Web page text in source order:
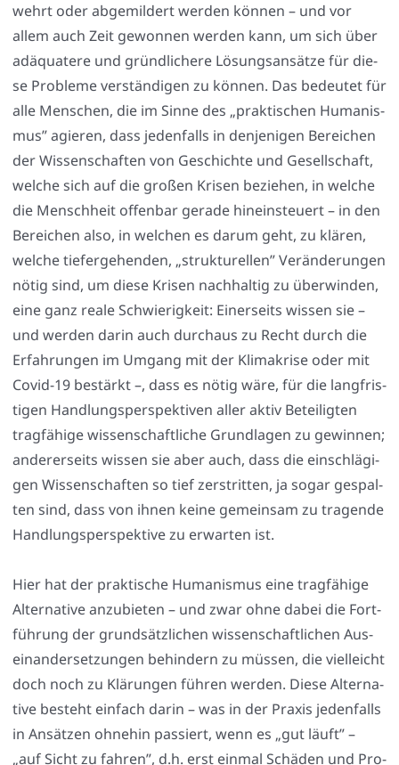
wehrt oder abge­mil­dert wer­den kön­nen – und vor
allem auch Zeit gewon­nen wer­den kann, um sich über
adäqua­te­re und gründ­li­che­re Lösungs­an­sät­ze für die­
se Pro­ble­me ver­stän­di­gen zu kön­nen. Das bedeu­tet für
alle Men­schen, die im Sin­ne des „prak­ti­schen Huma­nis­
mus” agie­ren, dass jeden­falls in den­je­ni­gen Berei­chen
der Wis­sen­schaf­ten von Geschich­te und Gesell­schaft,
wel­che sich auf die gro­ßen Kri­sen bezie­hen, in wel­che
die Mensch­heit offen­bar gera­de hin­ein­steu­ert – in den
Berei­chen also, in wel­chen es dar­um geht, zu klä­ren,
wel­che tie­fer­ge­hen­den, „struk­tu­rel­len” Ver­än­de­run­gen
nötig sind, um die­se Kri­sen nach­hal­tig zu über­win­den,
eine ganz rea­le Schwie­rig­keit: Einer­seits wis­sen sie –
und wer­den dar­in auch durch­aus zu Recht durch die
Erfah­run­gen im Umgang mit der Kli­ma­kri­se oder mit
Covid-19 bestärkt –, dass es nötig wäre, für die lang­fris­
ti­gen Hand­lungs­per­spek­ti­ven aller aktiv Betei­lig­ten
trag­fä­hi­ge wis­sen­schaft­li­che Grund­la­gen zu gewin­nen;
ande­rer­seits wis­sen sie aber auch, dass die ein­schlä­gi­
gen Wis­sen­schaf­ten so tief zer­strit­ten, ja sogar gespal­
ten sind, dass von ihnen kei­ne gemein­sam zu tra­gen­de
Hand­lungs­per­spek­ti­ve zu erwar­ten ist.
Hier hat der prak­ti­sche Huma­nis­mus eine trag­fä­hi­ge
Alter­na­ti­ve anzu­bie­ten – und zwar ohne dabei die Fort­
füh­rung der grund­sätz­li­chen wis­sen­schaft­li­chen Aus­
ein­an­der­set­zun­gen behin­dern zu müs­sen, die viel­leicht
doch noch zu Klä­run­gen füh­ren wer­den. Die­se Alter­na­
ti­ve besteht ein­fach dar­in – was in der Pra­xis jeden­falls
in Ansät­zen ohne­hin pas­siert, wenn es „gut läuft” –
„auf Sicht zu fah­ren”, d.h. erst ein­mal Schä­den und Pro­